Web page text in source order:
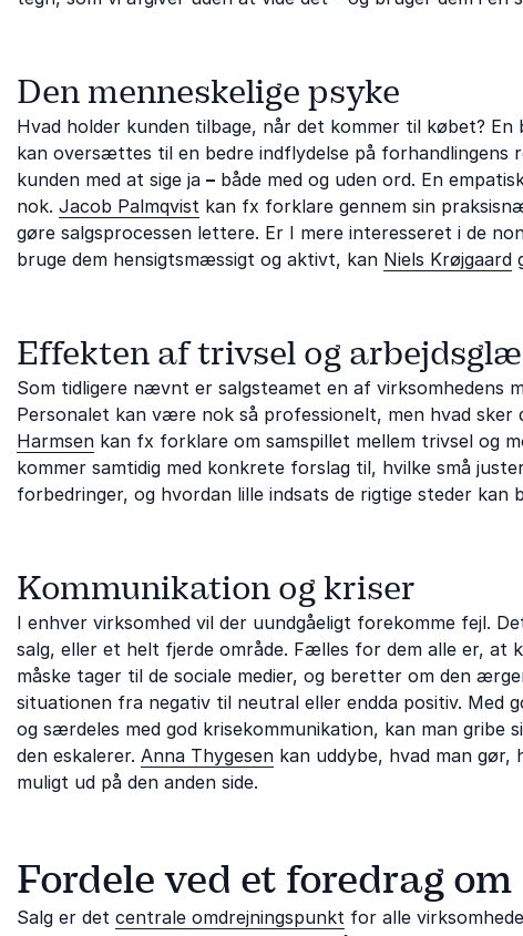
Den menneskelige psyke
Hvad holder kunden tilbage, når det kommer til købet?
kan oversættes til en bedre indflydelse på
kunden med at sige ja – både med og uden ord. En
nok. Jacob Palmqvist kan fx forklare gennem sin
gøre salgsprocessen lettere. Er I mere interesseret i de
bruge dem hensigtsmæssigt og aktivt, kan Niels Krøjgaard
Effekten af trivsel og
Som tidligere nævnt er salgsteamet en af
Personalet kan være nok så professionelt, men hvad sker
Harmsen kan fx forklare om samspillet mellem trivsel og
kommer samtidig med konkrete forslag til, hvilke små
forbedringer, og hvordan lille indsats de rigtige steder
Kommunikation og kriser
I enhver virksomhed vil der uundgåeligt forekomme fejl.
salg, eller et helt fjerde område. Fælles for dem alle er, at
måske tager til de sociale medier, og beretter om den
situationen fra negativ til neutral eller endda positiv. Med
og særdeles med god krisekommunikation, kan man
den eskalerer. Anna Thygesen kan uddybe, hvad man gør,
muligt ud på den anden side.
Fordele ved et foredrag om
Salg er det centrale omdrejningspunkt for alle